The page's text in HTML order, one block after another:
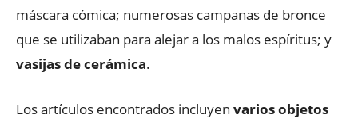
máscara cómica; numerosas campanas de bronce
que se utilizaban para alejar a los malos espíritus; y
vasijas de cerámica.
Los artículos encontrados incluyen varios objetos